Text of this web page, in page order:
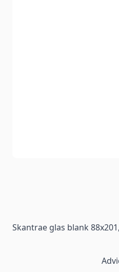
Skantrae glas blank